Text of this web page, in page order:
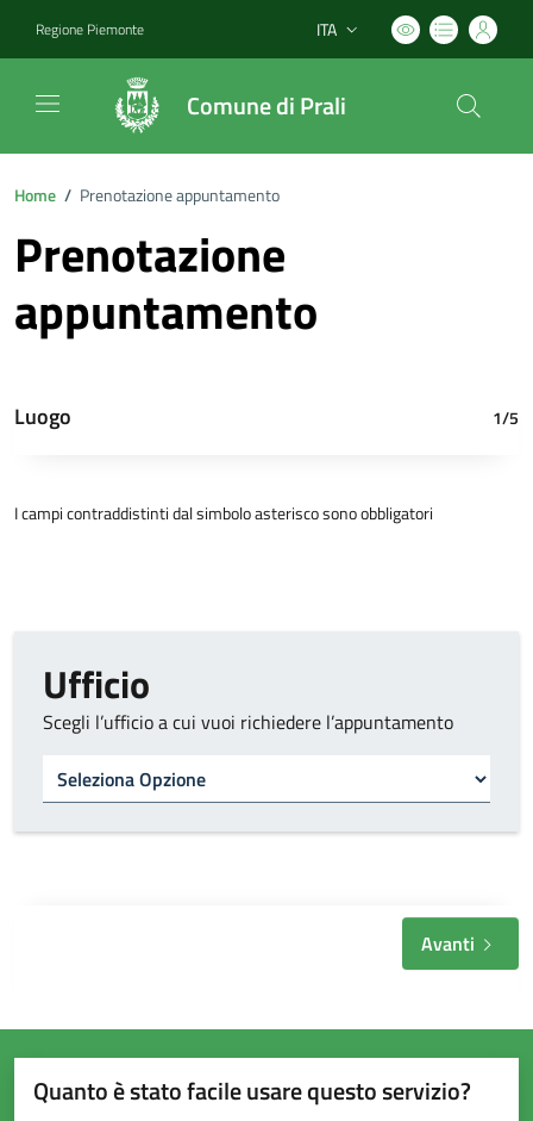
Regione Piemonte Lingua attiva:
ITA
Comune di Prali
Home / Prenotazione appuntamento
Prenotazione
appuntamento
Luogo 1/5
I campi contraddistinti dal simbolo asterisco sono obbligatori
Ufficio
Scegli l’ufficio a cui vuoi richiedere l’appuntamento
Avanti
Quanto è stato facile usare questo servizio?